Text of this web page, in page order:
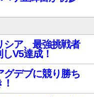
シア、最強挑戦者
V5達成！
グデブに競り勝ち